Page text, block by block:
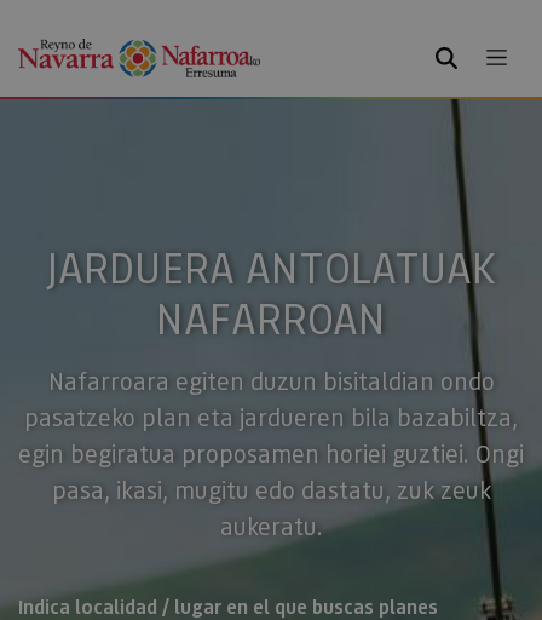
BILATU
JARDUERA ANTOLATUAK
NAFARROAN
Nafarroara egiten duzun bisitaldian ondo
pasatzeko plan eta jardueren bila bazabiltza,
egin begiratua proposamen horiei guztiei. Ongi
pasa, ikasi, mugitu edo dastatu, zuk zeuk
aukeratu.
BILATU
Indica localidad / lugar en el que buscas planes